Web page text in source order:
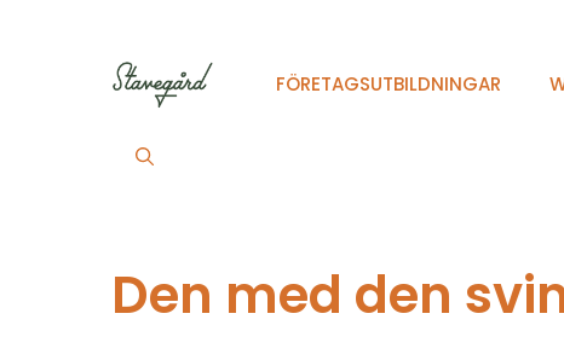
FÖRETAGSUTBILDNINGAR
Den med den